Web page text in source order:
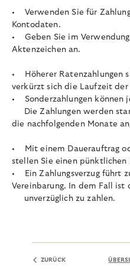
• Verwenden Sie für
Kontodaten.
• Geben Sie im
Aktenzeichen an.
• Höherer Ratenzahlungen
verkürzt sich die Laufzeit der
• Sonderzahlungen können
Die Zahlungen werden
die nachfolgenden Monate
• Mit einem Dauerauftrag
stellen Sie einen pünktlichen
• Ein Zahlungsverzug führt
Vereinbarung. In dem Fall ist
unverzüglich zu zahlen.
ZURÜCK